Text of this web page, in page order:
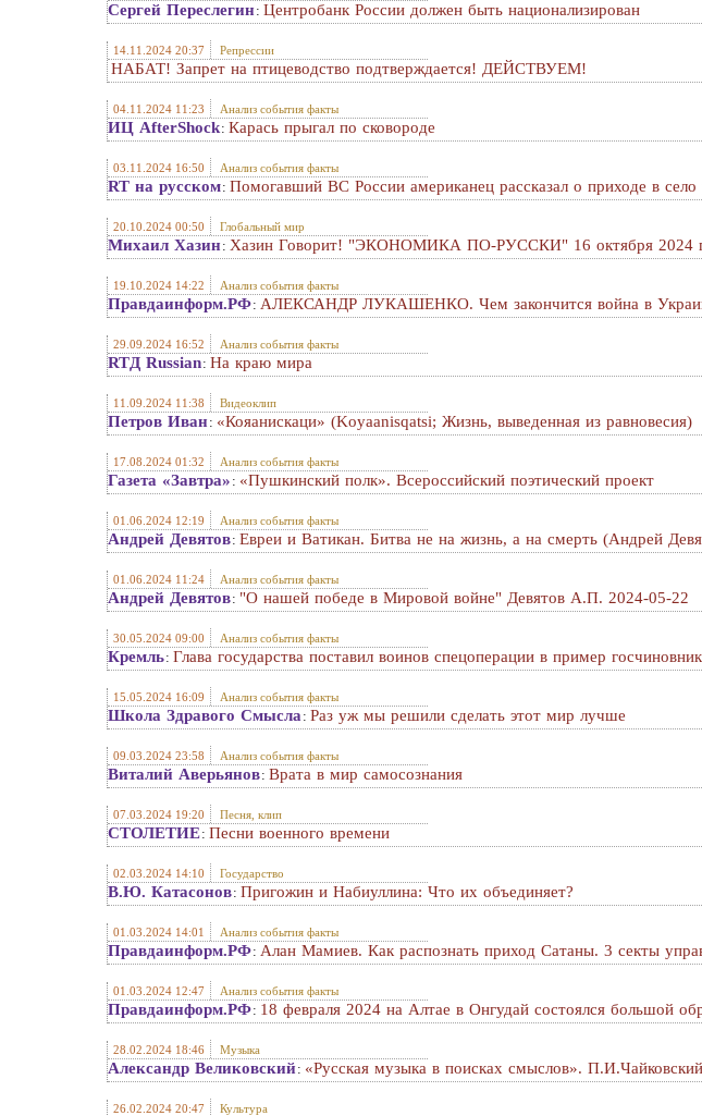
Сергей Переслегин: Центробанк России должен быть национализирован
14.11.2024 20:37 Репрессии
НАБАТ! Запрет на птицеводство подтверждается! ДЕЙСТВУЕМ!
04.11.2024 11:23 Анализ события факты
ИЦ AfterShock: Карась прыгал по сковороде
03.11.2024 16:50 Анализ события факты
RT на русском: Помогавший ВС России американец рассказал о приходе в село
20.10.2024 00:50 Глобальный мир
Михаил Хазин: Хазин Говорит! "ЭКОНОМИКА ПО-РУССКИ" 16 октября 2024
19.10.2024 14:22 Анализ события факты
Правдаинформ.РФ: АЛЕКСАНДР ЛУКАШЕНКО. Чем закончится война в
29.09.2024 16:52 Анализ события факты
RTД Russian: На краю мира
11.09.2024 11:38 Видеоклип
Петров Иван: «Кояанискаци» (Koyaanisqatsi; Жизнь, выведенная из равновесия)
17.08.2024 01:32 Анализ события факты
Газета «Завтра» : «Пушкинский полк». Всероссийский поэтический проект
01.06.2024 12:19 Анализ события факты
Андрей Девятов: Евреи и Ватикан. Битва не на жизнь, а на смeрть (Андрей
01.06.2024 11:24 Анализ события факты
Андрей Девятов: "О нашей победе в Мировой войне" Девятов А.П. 2024-05-22
30.05.2024 09:00 Анализ события факты
Кремль: Глава государства поставил воинов спецоперации в пример
15.05.2024 16:09 Анализ события факты
Школа Здравого Смысла : Раз уж мы решили сделать этот мир лучше
09.03.2024 23:58 Анализ события факты
Виталий Аверьянов: Врата в мир самосознания
07.03.2024 19:20 Песня, клип
СТОЛЕТИЕ: Песни военного времени
02.03.2024 14:10 Государство
В.Ю. Катасонов: Пригожин и Набиуллина: Что их объединяет?
01.03.2024 14:01 Анализ события факты
Правдаинформ.РФ: Алан Мамиев. Как распознать приход Сатаны. 3 секты
01.03.2024 12:47 Анализ события факты
Правдаинформ.РФ: 18 февраля 2024 на Алтае в Онгудай состоялся большой
28.02.2024 18:46 Музыка
Александр Великовский: «Русская музыка в поисках смыслов». П.И.Чайковский
26.02.2024 20:47 Культура